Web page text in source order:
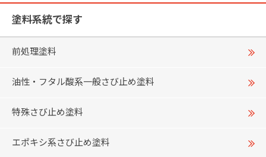
塗料系統で探す
前処理塗料
油性・フタル酸系一般さび止め塗料
特殊さび止め塗料
エポキシ系さび止め塗料